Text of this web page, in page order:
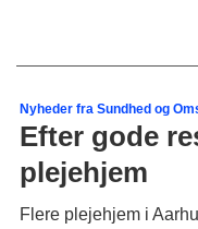
Nyheder fra Sundhed og
Efter gode
plejehjem
Flere plejehjem i